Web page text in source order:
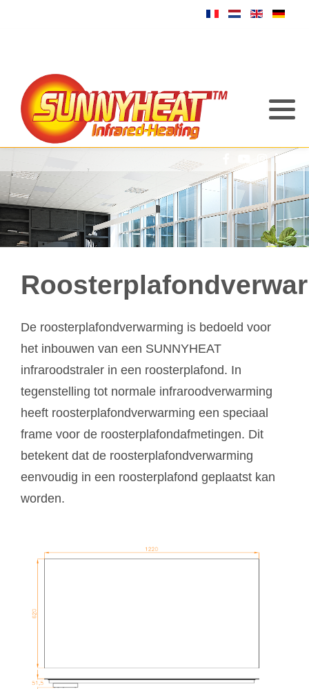
De roosterplafondverwarming is bedoeld voor
het inbouwen van een SUNNYHEAT
infraroodstraler in een roosterplafond. In
tegenstelling tot normale infraroodverwarming
heeft roosterplafondverwarming een speciaal
frame voor de roosterplafondafmetingen. Dit
betekent dat de roosterplafondverwarming
eenvoudig in een roosterplafond geplaatst kan
worden.